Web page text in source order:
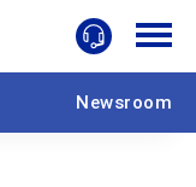
Newsroom